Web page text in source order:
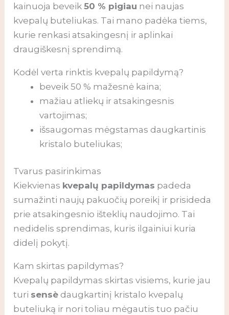
kainuoja beveik50 % pigiau nei naujas
kvepalų buteliukas. Tai mano padėka tiems,
kurie renkasi atsakingesnį ir aplinkai
draugiškesnį sprendimą.
Kodėl verta rinktis kvepalų papildymą?
beveik 50 % mažesnė kaina;
mažiau atliekų ir atsakingesnis
vartojimas;
išsaugomas mėgstamas daugkartinis
kristalo buteliukas;
Tvarus pasirinkimas
Kiekvienas kvepalų papildymas padeda
sumažinti naujų pakuočių poreikį ir prisideda
prie atsakingesnio išteklių naudojimo. Tai
nedidelis sprendimas, kuris ilgainiui kuria
didelį pokytį.
Kam skirtas papildymas?
Kvepalų papildymas skirtas visiems, kurie jau
turi sensè daugkartinį kristalo kvepalų
buteliuką ir nori toliau mėgautis tuo pačiu